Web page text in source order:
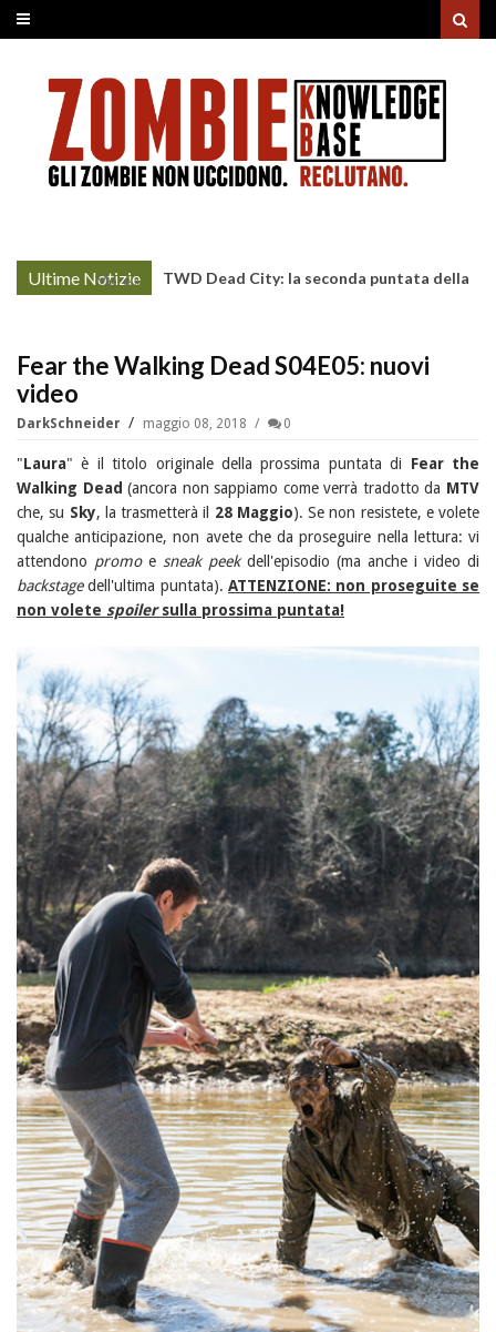
Ultime Notizie
More »
TWD Dead City: la seconda puntata della
Fear the Walking Dead S04E05: nuovi
video
DarkSchneider maggio 08, 2018 0
"Laura" è il titolo originale della prossima puntata di Fear the
Walking Dead (ancora non sappiamo come verrà tradotto da MTV
che, su Sky, la trasmetterà il 28 Maggio). Se non resistete, e volete
qualche anticipazione, non avete che da proseguire nella lettura: vi
attendono promoe sneak peekdell'episodio (ma anche i video di
backstagedell'ultima puntata). ATTENZIONE: non proseguite se
non volete spoilersulla prossima puntata!